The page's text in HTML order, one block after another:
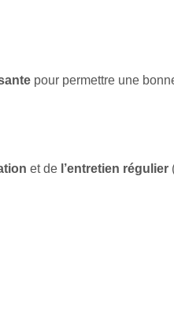
pour permettre une
et de l’entretien régulier